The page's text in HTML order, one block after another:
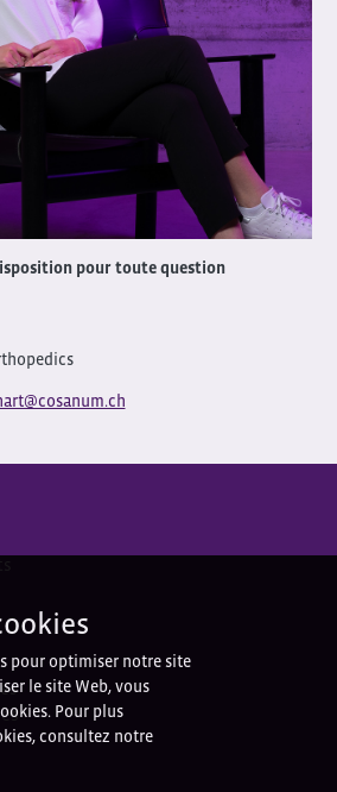
pour toute question
pour optimiser notre site
le site Web, vous
Pour plus
consultez notre